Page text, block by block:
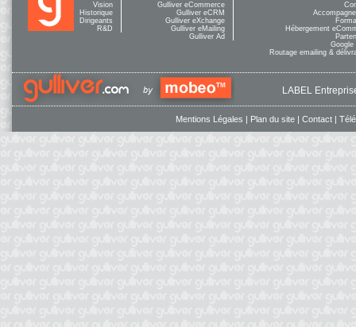
Vision
Historique
Dirigeants
R&D
Gulliver eCommerce
Gulliver eCRM
Gulliver eXchange
Gulliver eMailing
Gulliver Ad
Hébergement
Google
Routage emailing &
LABEL
Mentions Légales | Plan du site | Contact |